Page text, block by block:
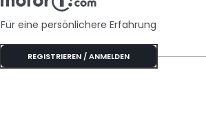
Specials
Für eine persönlichere Erfahrung
REGISTRIEREN / ANMELDEN